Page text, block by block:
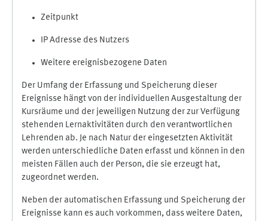
Zeitpunkt
IP Adresse des Nutzers
Weitere ereignisbezogene Daten
Der Umfang der Erfassung und Speicherung dieser
Ereignisse hängt von der individuellen Ausgestaltung der
Kursräume und der jeweiligen Nutzung der zur Verfügung
stehenden Lernaktivitäten durch den verantwortlichen
Lehrenden ab. Je nach Natur der eingesetzten Aktivität
werden unterschiedliche Daten erfasst und können in den
meisten Fällen auch der Person, die sie erzeugt hat,
zugeordnet werden.
Neben der automatischen Erfassung und Speicherung der
Ereignisse kann es auch vorkommen, dass weitere Daten,